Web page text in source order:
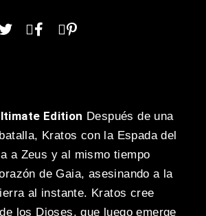
Edition Después de una
Kratos con la Espada del
a Zeus y al mismo tiempo
de Gaia, asesinando a la
al instante. Kratos cree
los Dioses, que luego emerge